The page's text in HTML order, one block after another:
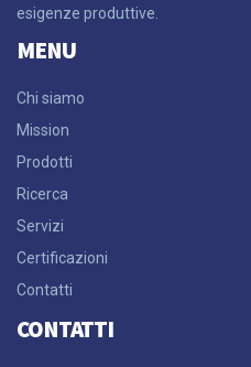
esigenze produttive.
MENU
Chi siamo
Mission
Prodotti
Ricerca
Servizi
Certificazioni
Contatti
CONTATTI